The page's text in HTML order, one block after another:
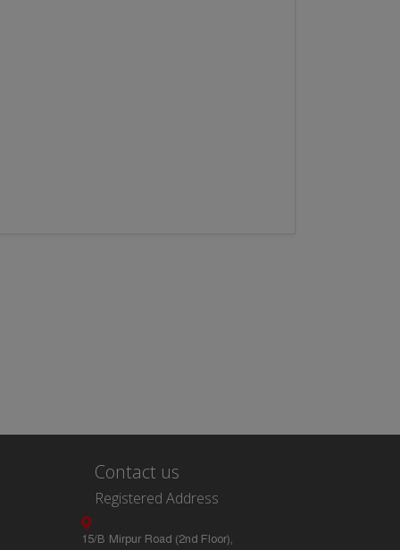
Contact us
Registered Address
15/B Mirpur Road (2nd Floor),